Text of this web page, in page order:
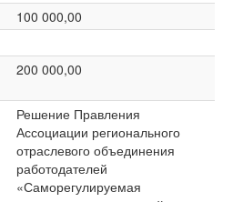
100 000,00
200 000,00
Решение Правления
Ассоциации регионального
отраслевого объединения
работодателей
«Саморегулируемая